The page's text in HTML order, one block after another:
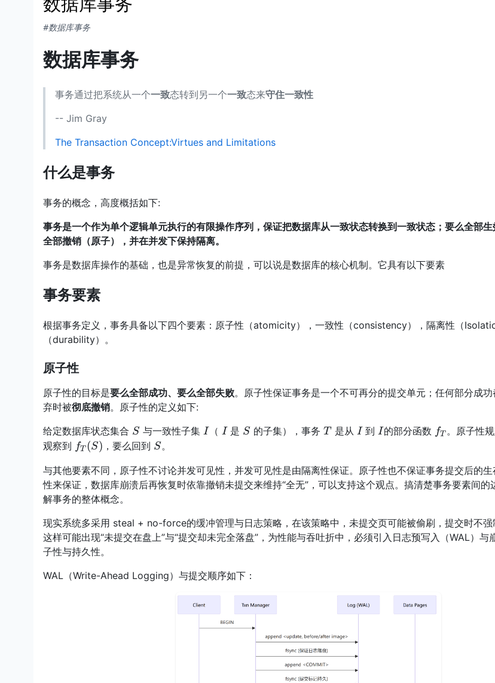
#数据库事务
数据库事务
事务通过把系统从一个一致态转到另一个一致态来守住一致性
-- Jim Gray
The Transaction Concept:Virtues and Limitations
什么是事务
事务的概念，高度概括如下:
事务是一个作为单个逻辑单元执行的有限操作序列，保证把数据库从一致状态转换到一致状态；要么全部
全部撤销（原子），并在并发下保持隔离。
事务是数据库操作的基础，也是异常恢复的前提，可以说是数据库的核心机制。它具有以下要素
事务要素
根据事务定义，事务具备以下四个要素：原子性（atomicity），一致性（consistency），隔离性（
（durability）。
原子性
原子性的目标是要么全部成功、要么全部失败。原子性保证事务是一个不可再分的提交单元；任何部分成
弃时被彻底撤销。原子性的定义如下:
给定数据库状态集合 S
S 与一致性子集 I
I（ I
I是 S
S 的子集），事务T
T是从 I
I到 I
I的部分函数 f_T
fT 。原子性
观察到 f_{T}
fT (S) ，要么回到 S
S。
与其他要素不同，原子性不讨论并发可见性，并发可见性是由隔离性保证。原子性也不保证事务提交后的生
性来保证，数据库崩溃后再恢复时依靠撤销未提交来维持“全无”，可以支持这个观点。搞清楚事务要素间的
解事务的整体概念。
现实系统多采用 steal + no-force的缓冲管理与日志策略，在该策略中，未提交页可能被偷刷，提交时不强
这样可能出现“未提交在盘上”与“提交却未完全落盘”，为性能与吞吐折中，必须引入日志预写入（WAL）与
子性与持久性。
WAL（Write-Ahead Logging）与提交顺序如下：